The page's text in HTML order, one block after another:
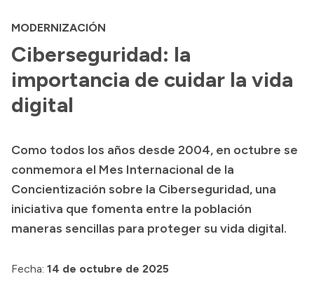
Alumnos
Docentes y Capacitadores
Delegaciones
Accesos directos
TECNICATURAS
MODERNIZACIÓN
Ciberseguridad: la
importancia de cuidar la vida
digital
Como todos los años desde 2004, en octubre se
conmemora el Mes Internacional de la
Concientización sobre la Ciberseguridad, una
iniciativa que fomenta entre la población
maneras sencillas para proteger su vida digital.
Fecha: 14 de octubre de 2025